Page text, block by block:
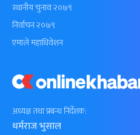
अध्यक्ष तथा प्रबन्ध निर्देशक:
धर्मराज भुसाल
स्थानीय चुनाव २०७९
निर्वाचन २०७९
एमाले महाधिवेशन